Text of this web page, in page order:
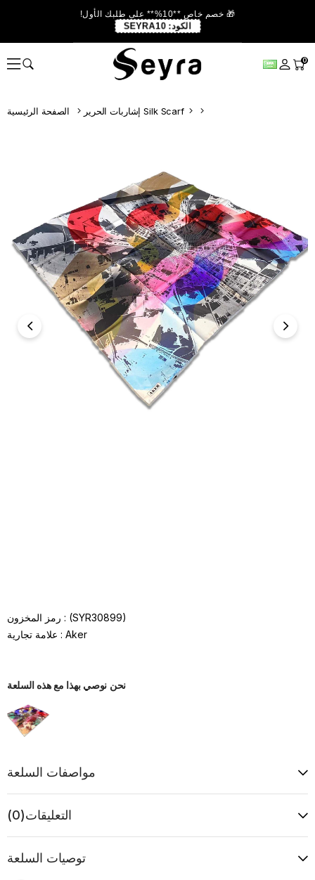
🎁 خصم خاص **10%** على طلبك الأول!
الكود: SEYRA10
0
إشاربات الحرير Silk Scarf
رمز المخزون
(SYR30899)
علامة تجارية : Aker
نحن نوصي بهذا مع هذه السلعة
مواصفات السلعة
التعليقات(0)
توصيات السلعة